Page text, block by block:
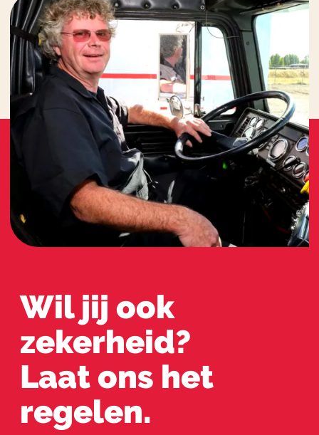
Wil jij ook
zekerheid?
Laat ons het
regelen.